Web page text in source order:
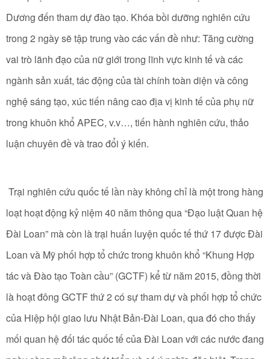
Dương đến tham dự đào tạo. Khóa bồi dưỡng nghiên cứu
trong 2 ngày sẽ tập trung vào các vấn đề như: Tăng cường
vai trò lãnh đạo của nữ giới trong lĩnh vực kinh tế và các
ngành sản xuất, tác động của tài chính toàn diện và công
nghệ sáng tạo, xúc tiến nâng cao địa vị kinh tế của phụ nữ
trong khuôn khổ APEC, v.v…, tiến hành nghiên cứu, thảo
luận chuyên đề và trao đổi ý kiến.
Trại nghiên cứu quốc tế lần này không chỉ là một trong hàng
loạt hoạt động kỷ niệm 40 năm thông qua “Đạo luật Quan hệ
Đài Loan” mà còn là trại huấn luyện quốc tế thứ 17 được Đài
Loan và Mỹ phối hợp tổ chức trong khuôn khổ “Khung Hợp
tác và Đào tạo Toàn cầu” (GCTF) kể từ năm 2015, đồng thời
là hoạt đông GCTF thứ 2 có sự tham dự và phối hợp tổ chức
của Hiệp hội giao lưu Nhật Bản-Đài Loan, qua đó cho thấy
mối quan hệ đối tác quốc tế của Đài Loan với các nước đang